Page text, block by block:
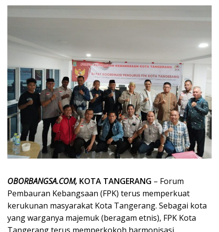
OBORBANGSA.COM, KOTA TANGERANG – Forum
Pembauran Kebangsaan (FPK) terus memperkuat
kerukunan masyarakat Kota Tangerang. Sebagai kota
yang warganya majemuk (beragam etnis), FPK Kota